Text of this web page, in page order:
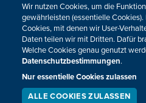
Impressum Datenschutz
Cookie-
Design, Konzept &
Wir nutzen Cookies, um die
gewährleisten (essentielle
Cookies, mit denen wir User-
Daten teilen wir mit Dritten. Dafür
Welche Cookies genau genutzt
Datenschutzbestimmungen.
Nur essentielle Cookies zulassen
ALLE COOKIES ZULASSEN